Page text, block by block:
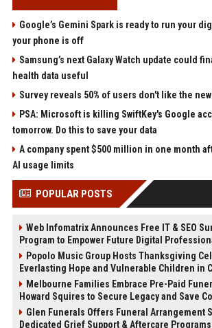
Google’s Gemini Spark is ready to run your
your phone is off
Samsung’s next Galaxy Watch update could
health data useful
Survey reveals 50% of users don't like the
PSA: Microsoft is killing SwiftKey's Google
tomorrow. Do this to save your data
A company spent $500 million in one month
AI usage limits
POPULAR POSTS
Web Infomatrix Announces Free IT & SEO
Program to Empower Future Digital
Popolo Music Group Hosts Thanksgiving
Everlasting Hope and Vulnerable Children in
Melbourne Families Embrace Pre-Paid
Howard Squires to Secure Legacy and Save
Glen Funerals Offers Funeral Arrangement
Dedicated Grief Support & Aftercare Programs